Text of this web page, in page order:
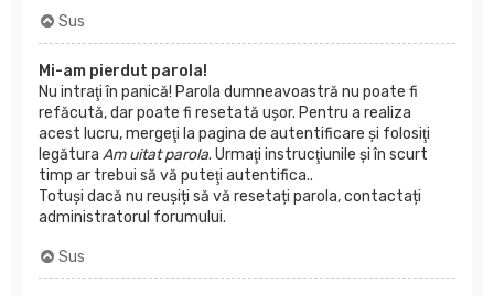
Sus
Mi-am pierdut parola!
Nu intraţi în panică! Parola dumneavoastră nu poate fi
refăcută, dar poate fi resetată uşor. Pentru a realiza
acest lucru, mergeţi la pagina de autentificare şi folosiţi
legătura Am uitat parola. Urmaţi instrucţiunile şi în scurt
timp ar trebui să vă puteţi autentifica..
Totuși dacă nu reușiți să vă resetați parola, contactați
administratorul forumului.
Sus